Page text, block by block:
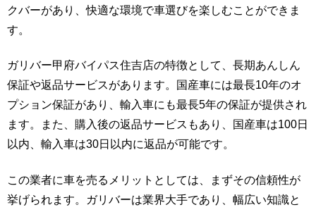
クバーがあり、快適な環境で車選びを楽しむことができま
す。
ガリバー甲府バイパス住吉店の特徴として、長期あんしん
保証や返品サービスがあります。国産車には最長10年のオ
プション保証があり、輸入車にも最長5年の保証が提供され
ます。また、購入後の返品サービスもあり、国産車は100日
以内、輸入車は30日以内に返品が可能です。
この業者に車を売るメリットとしては、まずその信頼性が
挙げられます。ガリバーは業界大手であり、幅広い知識と